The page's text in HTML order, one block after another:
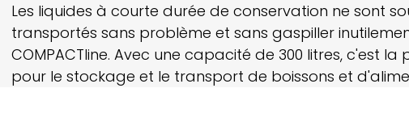
Les liquides à courte durée de conservation ne sont
transportés sans problème et sans gaspiller
COMPACTline. Avec une capacité de 300 litres, c'est
pour le stockage et le transport de boissons et